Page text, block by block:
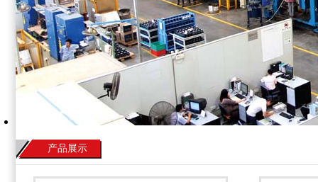
产品展示